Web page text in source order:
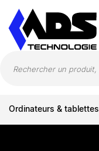
Ordinateurs & tablettes